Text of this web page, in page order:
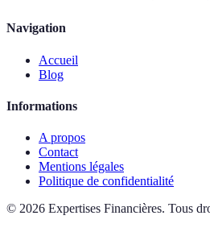
Navigation
Accueil
Blog
Informations
A propos
Contact
Mentions légales
Politique de confidentialité
© 2026 Expertises Financières. Tous